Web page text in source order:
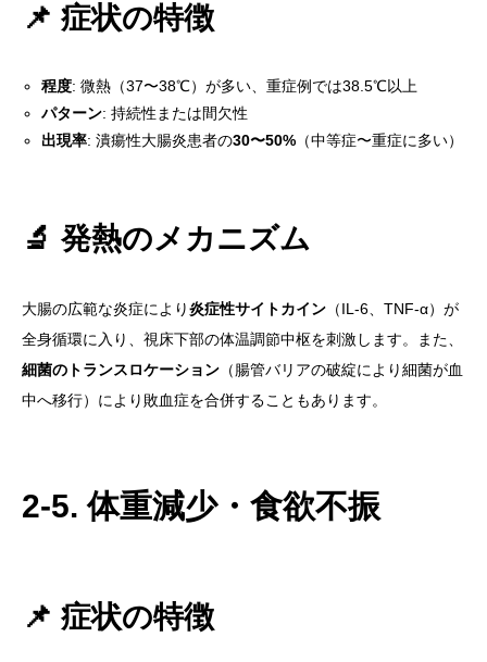
📌 症状の特徴
程度: 微熱（37〜38℃）が多い、重症例では38.5℃以上
パターン: 持続性または間欠性
出現率: 潰瘍性大腸炎患者の30〜50% （中等症〜重症に多い）
🔬 発熱のメカニズム
大腸の広範な炎症により炎症性サイトカイン （IL-6、TNF-α）が
全身循環に入り、視床下部の体温調節中枢を刺激します。また、
細菌のトランスロケーション （腸管バリアの破綻により細菌が血
中へ移行）により敗血症を合併することもあります。
2-5. 体重減少・食欲不振
📌 症状の特徴